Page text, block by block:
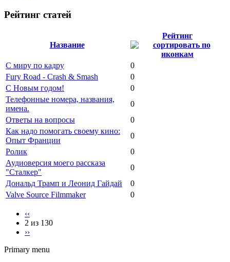
Рейтинг статей
Название
Рейтинг
С миру по кадру
0
Fury Road - Crash & Smash
0
С Новым годом!
0
Телефонные номера, названия,
имена.
0
Ответы на вопросы
0
Как надо помогать своему кино:
Опыт Франции
0
Ролик
0
Аудиоверсия моего рассказа
"Сталкер"
0
Дональд Трамп и Леонид Гайдай
0
Valve Source Filmmaker
0
‹‹
2 из 130
››
Primary menu